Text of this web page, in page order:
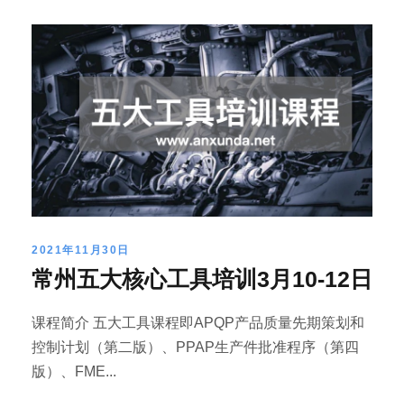
2021年11月30日
常州五大核心工具培训3月10-12日
课程简介 五大工具课程即APQP产品质量先期策划和
控制计划（第二版）、PPAP生产件批准程序（第四
版）、FME...